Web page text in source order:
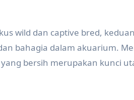
wild dan captive bred,
bahagia dalam akuarium.
bersih merupakan kunci